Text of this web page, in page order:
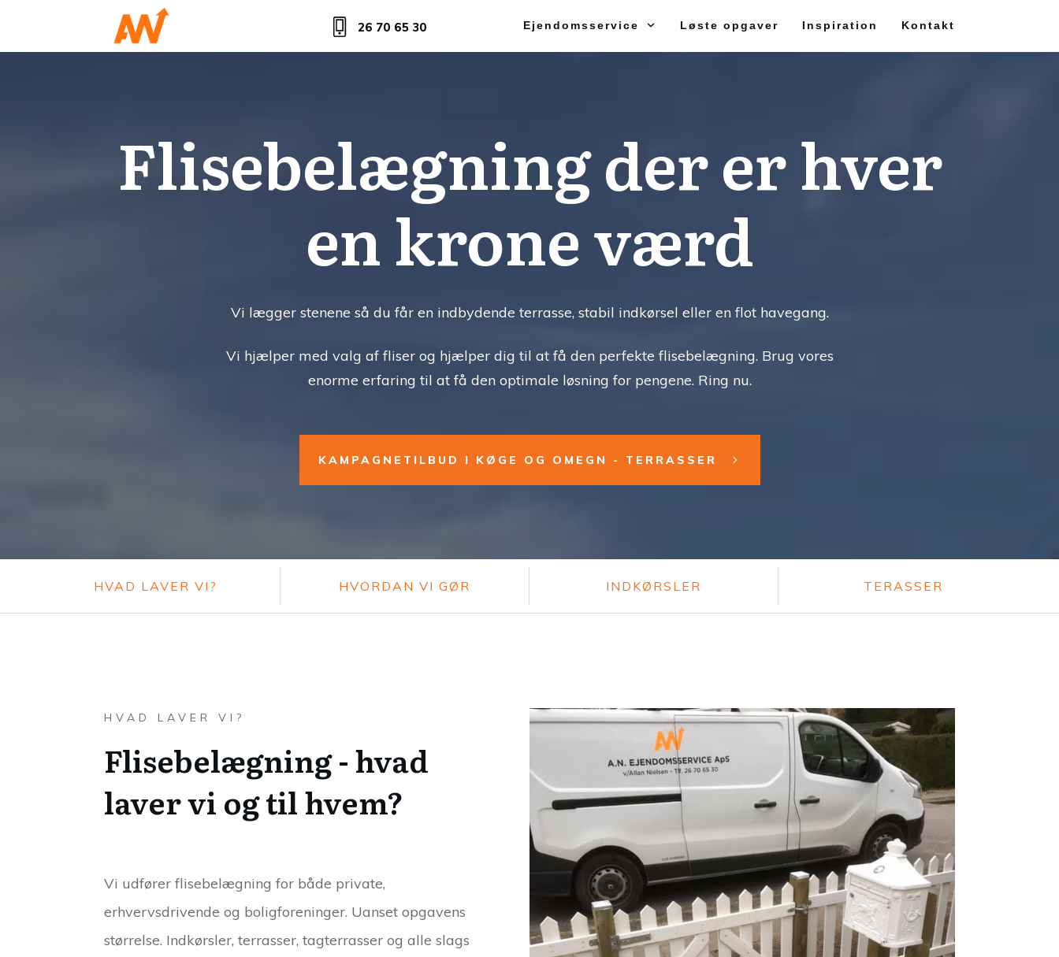
26 70 65 30 Ejendomsservice Løste opgaver Inspiration Kontakt
Flisebelægning der er hver
en krone værd
Vi lægger stenene så du får en indbydende terrasse, stabil indkørsel eller en flot havegang.
Vi hjælper med valg af fliser og hjælper dig til at få den perfekte flisebelægning. Brug vores
enorme erfaring til at få den optimale løsning for pengene. Ring nu.
KAMPAGNETILBUD I KØGE OG OMEGN - TERRASSER
HVAD LAVER VI? HVORDAN VI GØR INDKØRSLER TERASSER
HVAD LAVER VI?
Flisebelægning - hvad
laver vi og til hvem?
Vi udfører flisebelægning for både private,
erhvervsdrivende og boligforeninger. Uanset opgavens
størrelse. Indkørsler, terrasser, tagterrasser og alle slags